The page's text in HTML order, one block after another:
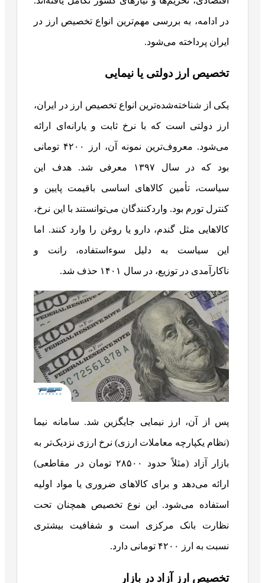
در ادامه، به بررسی مهم‌ترین انواع تخصیص ارز در
ایران پرداخته می‌شود.
تخصیص ارز دولتی یا نیمایی
یکی از شناخته‌شده‌ترین انواع تخصیص ارز در ایران،
ارز دولتی است که با نرخ ثابت و یارانه‌ای ارائه
می‌شود. معروف‌ترین نمونه آن، ارز ۴۲۰۰ تومانی
بود که در سال ۱۳۹۷ معرفی شد. هدف این
سیاست، تأمین کالاهای اساسی باقیمت پایین و
کنترل تورم بود. واردکنندگان می‌توانستند با این نرخ،
کالاهایی مثل گندم، دارو یا روغن را وارد کنند. اما
این سیاست به دلیل سوءاستفاده، رانت و
ناکارآمدی در توزیع، در سال ۱۴۰۱ حذف شد.
پس از آن، ارز نیمایی جایگزین شد. سامانه نیما
(نظام یکپارچه معاملات ارزی) نرخ ارزی نزدیک‌تر به
بازار آزاد (مثلاً حدود ۲۸۵۰۰ تومان در مقاطعی)
ارائه می‌دهد و برای کالاهای ضروری یا مواد اولیه
استفاده می‌شود. این نوع تخصیص همچنان تحت
نظارت بانک مرکزی است و شفافیت بیشتری
نسبت به ارز ۴۲۰۰ تومانی دارد.
تخصیص ارز آزاد در بازار